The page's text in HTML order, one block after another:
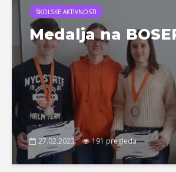
ŠKOLSKE AKTIVNOSTI
Medalja na
27.02.2023. 191 pregleda